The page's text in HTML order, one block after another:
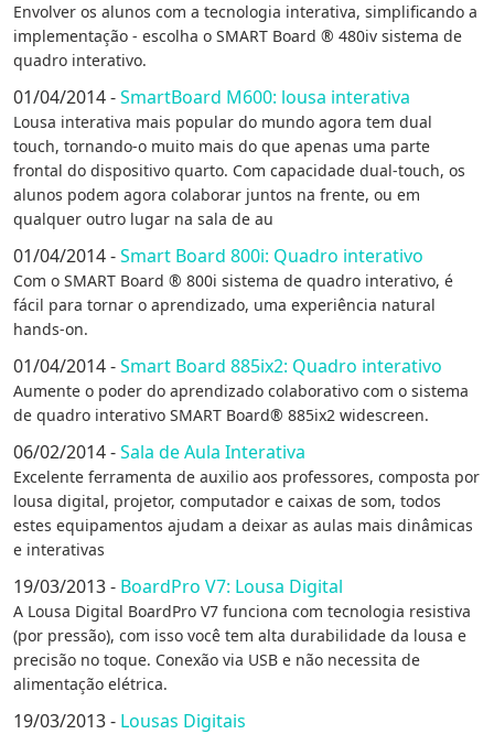
Envolver os alunos com a tecnologia interativa, simplificando a
implementação - escolha o SMART Board ® 480iv sistema de
quadro interativo.
01/04/2014 -SmartBoard M600: lousa interativa
Lousa interativa mais popular do mundo agora tem dual
touch, tornando-o muito mais do que apenas uma parte
frontal do dispositivo quarto. Com capacidade dual-touch, os
alunos podem agora colaborar juntos na frente, ou em
qualquer outro lugar na sala de au
01/04/2014 -Smart Board 800i: Quadro interativo
Com o SMART Board ® 800i sistema de quadro interativo, é
fácil para tornar o aprendizado, uma experiência natural
hands-on.
01/04/2014 -Smart Board 885ix2: Quadro interativo
Aumente o poder do aprendizado colaborativo com o sistema
de quadro interativo SMART Board® 885ix2 widescreen.
06/02/2014 -Sala de Aula Interativa
Excelente ferramenta de auxilio aos professores, composta por
lousa digital, projetor, computador e caixas de som, todos
estes equipamentos ajudam a deixar as aulas mais dinâmicas
e interativas
19/03/2013 - BoardPro V7: Lousa Digital
A Lousa Digital BoardPro V7 funciona com tecnologia resistiva
(por pressão), com isso você tem alta durabilidade da lousa e
precisão no toque. Conexão via USB e não necessita de
alimentação elétrica.
19/03/2013 - Lousas Digitais